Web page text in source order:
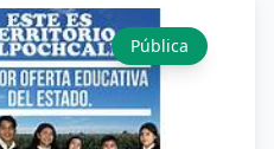
Pública